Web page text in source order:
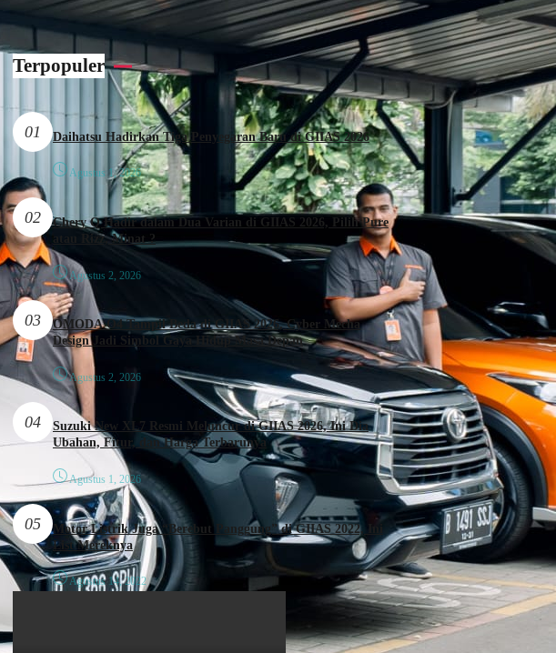
Terpopuler
01 Daihatsu Hadirkan Tiga Penyegaran Baru di GIIAS 2026
Agustus 1, 2026
02
Chery Q Hadir dalam Dua Varian di GIIAS 2026, Pilih Pure
atau Rizz, Minat ?
Agustus 2, 2026
03
OMODA O4 Tampil Beda di GIIAS 2026, Cyber Mecha
Design Jadi Simbol Gaya Hidup Masa Depan
Agustus 2, 2026
04
Suzuki New XL7 Resmi Meluncur di GIIAS 2026, Ini Dia
Ubahan, Fitur, dan Harga Terbarunya
Agustus 1, 2026
05
Motor Listrik Juga “Berebut Panggung” di GIIAS 2022, Ini
List Mereknya
Agustus 14, 2022